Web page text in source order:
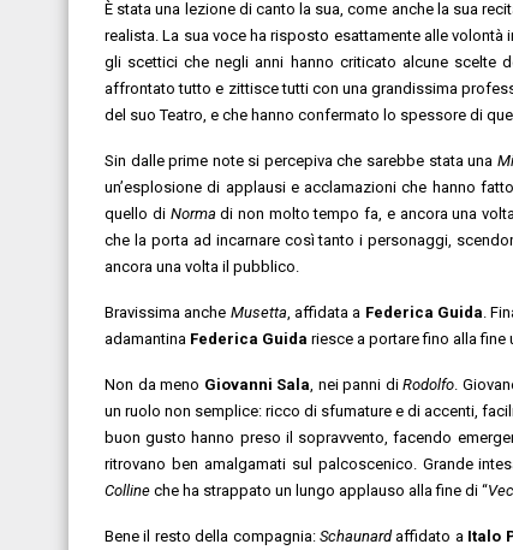
È stata una lezione di canto la sua, come anche la sua
realista.La sua voce ha risposto esattamente alle
gli scettici che negli anni hanno criticato alcune scelte
affrontato tutto e zittisce tutti con una grandissima
del suo Teatro, e che hanno confermato lo spessore di
Sin dalle prime note si percepiva che sarebbe stata una
un’esplosione di applausi e acclamazioni che hanno
quello di Norma di non molto tempo fa, e ancora una
che la porta ad incarnare così tanto i personaggi,
ancora una volta il pubblico.
Bravissima anche Musetta, affidata a Federica Guida.
adamantina Federica Guida riesce a portare fino alla
Non da meno Giovanni Sala, nei panni diRodolfo.
un ruolo non semplice: ricco di sfumature e di accenti,
buon gusto hanno preso il sopravvento, facendo
ritrovano ben amalgamati sul palcoscenico. Grande
Colline che ha strappato un lungo applauso alla fine di “
Bene il resto della compagnia:Schaunardaffidato a Italo